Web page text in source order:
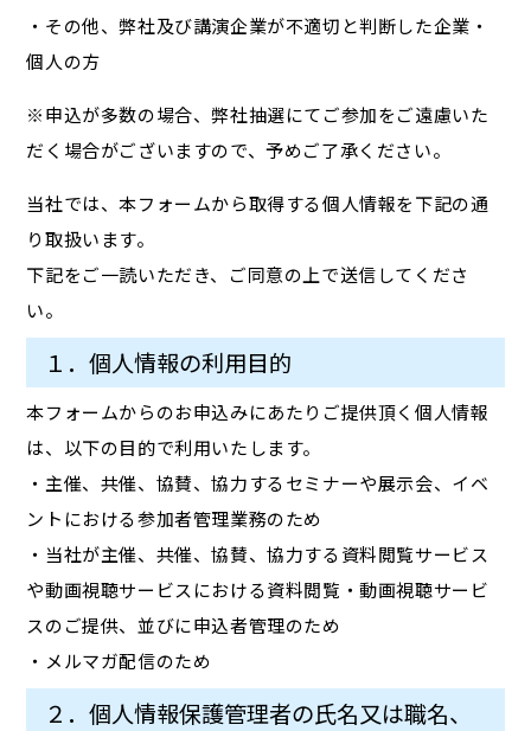
・その他、弊社及び講演企業が不適切と判断した企業・
個人の方
※申込が多数の場合、弊社抽選にてご参加をご遠慮いた
だく場合がございますので、予めご了承ください。
当社では、本フォームから取得する個人情報を下記の通
り取扱います。
下記をご一読いただき、ご同意の上で送信してくださ
い。
１．個人情報の利用目的
本フォームからのお申込みにあたりご提供頂く個人情報
は、以下の目的で利用いたします。
・主催、共催、協賛、協力するセミナーや展示会、イベ
ントにおける参加者管理業務のため
・当社が主催、共催、協賛、協力する資料閲覧サービス
や動画視聴サービスにおける資料閲覧・動画視聴サービ
スのご提供、並びに申込者管理のため
・メルマガ配信のため
２．個人情報保護管理者の氏名又は職名、